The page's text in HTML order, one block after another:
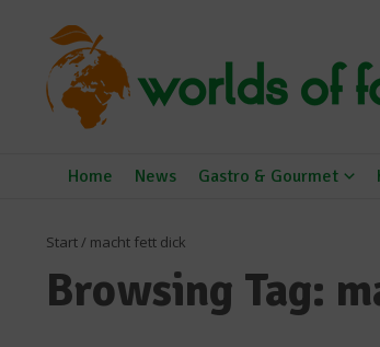
Home News Gastro & Gourmet
Start/ macht fett dick
Browsing Tag: